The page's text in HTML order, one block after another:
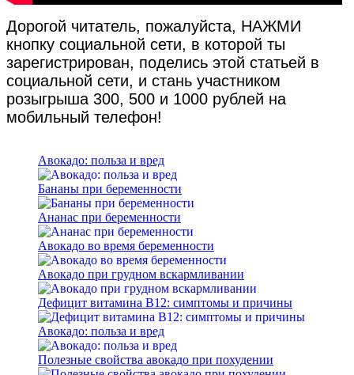
Дорогой читатель, пожалуйста, НАЖМИ
кнопку социальной сети, в которой ты
зарегистрирован, поделись этой статьей в
социальной сети, и стань участником
розыгрыша 300, 500 и 1000 рублей на
мобильный телефон!
Авокадо: польза и вред
Бананы при беременности
Ананас при беременности
Авокадо во время беременности
Авокадо при грудном вскармливании
Дефицит витамина В12: симптомы и причины
Авокадо: польза и вред
Полезные свойства авокадо при похудении